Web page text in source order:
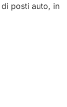
posti auto, in